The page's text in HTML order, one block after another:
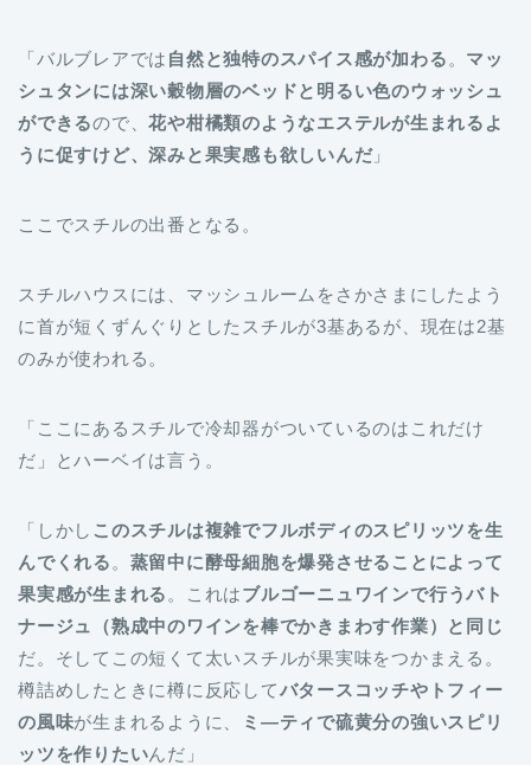
「バルブレアでは 自然と独特のスパイス感が加わる 。 マッ
シュタンには深い穀物層のベッドと明るい色のウォッシュ
ができるので、花や柑橘類のようなエステルが生まれるよ
うに促すけど、深みと果実感も欲しいんだ」
ここでスチルの出番となる。
スチルハウスには、マッシュルームをさかさまにしたよう
に首が短くずんぐりとしたスチルが3基あるが、現在は2基
のみが使われる。
「ここにあるスチルで冷却器がついているのはこれだけ
だ」とハーベイは言う。
「しかし このスチルは複雑でフルボディのスピリッツを生
んでくれる 。 蒸留中に酵母細胞を爆発させることによって
果実感が生まれる 。これはブルゴーニュワインで行うバト
ナージュ（熟成中のワインを棒でかきまわす作業）と同じ
だ。そしてこの短くて太いスチルが果実味をつかまえる。
樽詰めしたときに樽に反応してバタースコッチやトフィー
の風味が生まれるように、
ミ―ティで硫黄分の強いスピリ
ッツを作りたいんだ」